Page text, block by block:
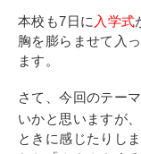
新着情報
ブログ
コラム
お問い合わせ
資料請求
本校も7日に 入学式
胸を膨らませて入
ます。
さて、今回のテー
いかと思いますが
ときに感じたりし